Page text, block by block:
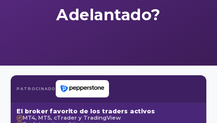
Adelantado?
PATROCINADO
El broker favorito de los traders activos
✓ MT4, MT5, cTrader y TradingView